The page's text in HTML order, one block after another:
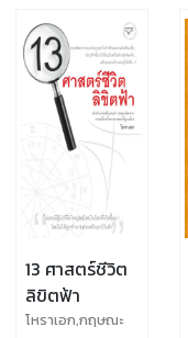
13 ศาสตร์ชีวิต
ลิขิตฟ้า
โหราเอก,กฤษณะ